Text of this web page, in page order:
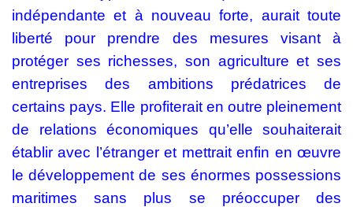
indépendante et à nouveau forte, aurait toute
liberté pour prendre des mesures visant à
protéger ses richesses, son agriculture et ses
entreprises des ambitions prédatrices de
certains pays. Elle profiterait en outre pleinement
de relations économiques qu’elle souhaiterait
établir avec l’étranger et mettrait enfin en œuvre
le développement de ses énormes possessions
maritimes sans plus se préoccuper des